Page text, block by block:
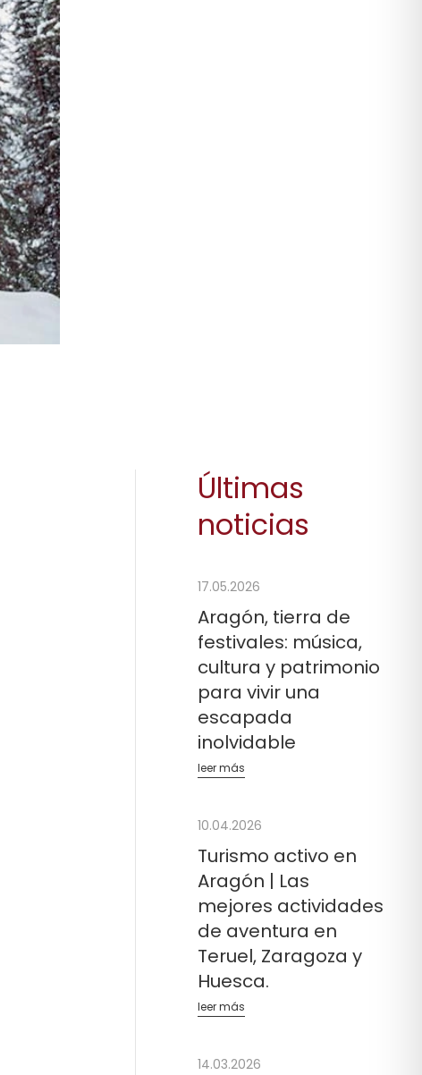
Últimas
noticias
17.05.2026
Aragón, tierra de
festivales: música,
cultura y patrimonio
para vivir una
escapada
inolvidable
leer más
10.04.2026
Turismo activo en
Aragón | Las
mejores actividades
de aventura en
Teruel, Zaragoza y
Huesca.
leer más
14.03.2026